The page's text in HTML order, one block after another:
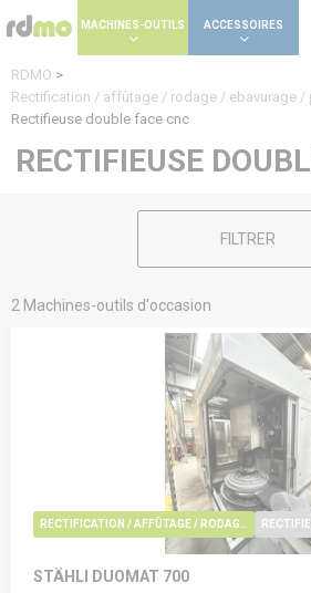
MACHINES-OUTILS ACCESSOIRES
RDMO >
Rectification / affûtage / rodage / ebavurage /
Rectifieuse double face cnc
RECTIFIEUSE
FILTRER
2 Machines-outils d'occasion
STÄHLI DUOMAT 700